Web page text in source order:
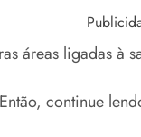
áreas ligadas à
continue